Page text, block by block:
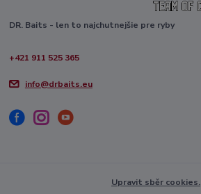
DR. Baits - len to najchutnejšie pre ryby
+421 911 525 365
info@drbaits.eu
Upravit sběr cookies.